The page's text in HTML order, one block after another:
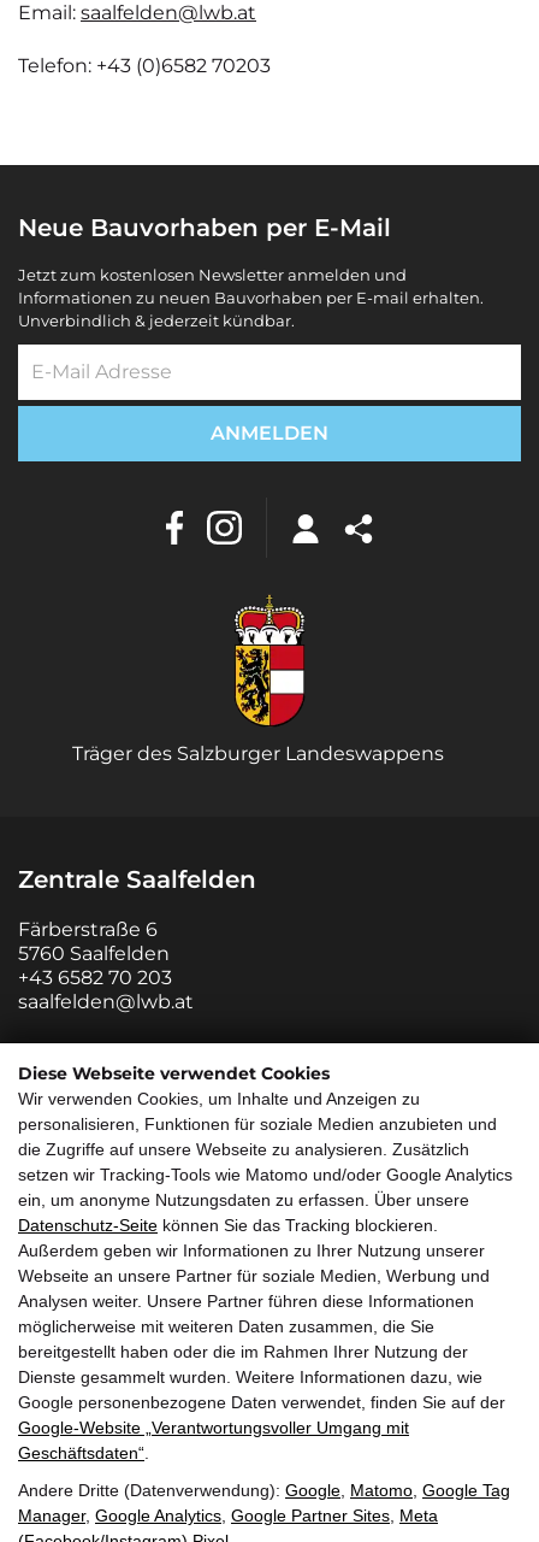
Email: saalfelden@lwb.at
Telefon: +43 (0)6582 70203
Neue Bauvorhaben per E-Mail
Jetzt zum kostenlosen Newsletter anmelden und
Informationen zu neuen Bauvorhaben per E-mail erhalten.
Unverbindlich & jederzeit kündbar.
Träger des Salzburger Landeswappens
Zentrale Saalfelden
Färberstraße 6
5760 Saalfelden
+43 6582 70 203
saalfelden@lwb.at
Zweigstelle Salzburg
Innsbrucker Bundesstraße 85
5020 Salzburg
+43 662 882213 0
salzburg@lwb.at
Quicklinks
Über uns
Callback Service
Impressum
Immobilien
Wunschimmobilie
Service
Jobs/Karriere
Referenzen
Anfahrt
Diese Webseite verwendet Cookies
Wir verwenden Cookies, um Inhalte und Anzeigen zu
personalisieren, Funktionen für soziale Medien anzubieten und
die Zugriffe auf unsere Webseite zu analysieren. Zusätzlich
setzen wir Tracking-Tools wie Matomo und/oder Google Analytics
ein, um anonyme Nutzungsdaten zu erfassen. Über unsere
Datenschutz-Seite können Sie das Tracking blockieren.
Außerdem geben wir Informationen zu Ihrer Nutzung unserer
Webseite an unsere Partner für soziale Medien, Werbung und
Analysen weiter. Unsere Partner führen diese Informationen
möglicherweise mit weiteren Daten zusammen, die Sie
bereitgestellt haben oder die im Rahmen Ihrer Nutzung der
Dienste gesammelt wurden. Weitere Informationen dazu, wie
Google personenbezogene Daten verwendet, finden Sie auf der
Google‑Website „Verantwortungsvoller Umgang mit
Geschäftsdaten“
Andere Dritte (Datenverwendung): Google Matomo Google Tag
Manager, Google Analytics Google Partner Sites Meta